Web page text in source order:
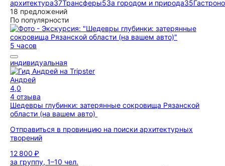
архитектура37Трансферы5За городом и природа35
18 предложений
По популярности
5 часов
индивидуальная
Андрей
4,0
4 отзыва
Шедевры глубинки: затерянные сокровища Рязанской
области (на вашем авто)
Отправиться в провинцию на поиски архитектурных
творений
12 800 ₽
за группу, 1–10 чел.